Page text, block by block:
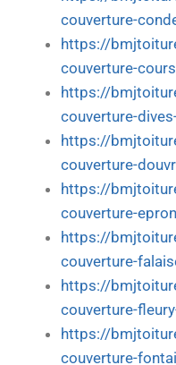
couverture-
https://
couverture-
https://
couverture-
https://
couverture-
https://
couverture-
https://
couverture-
https://
couverture-
https://
couverture-